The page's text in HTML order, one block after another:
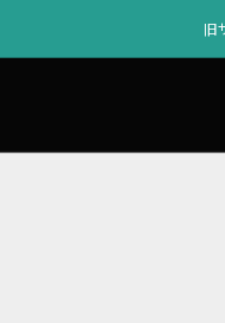
旧